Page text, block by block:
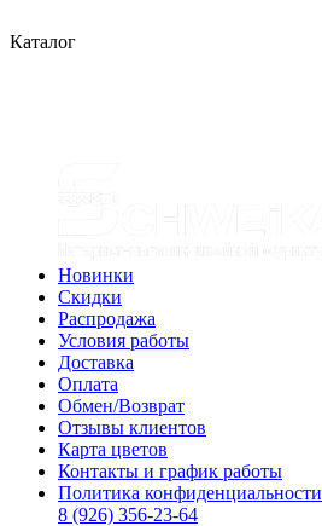
Каталог
Новинки
Скидки
Распродажа
Условия работы
Доставка
Оплата
Обмен/Возврат
Отзывы клиентов
Карта цветов
Контакты и график работы
Политика конфиденциальности
8 (926) 356-23-64